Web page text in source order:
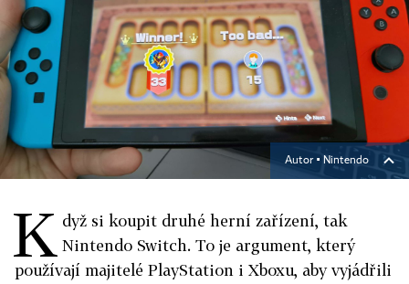
Autor ▪ Nintendo
K dyž si koupit druhé herní zařízení, tak
Nintendo Switch. To je argument, který
používají majitelé PlayStation i Xboxu, aby vyjádřili